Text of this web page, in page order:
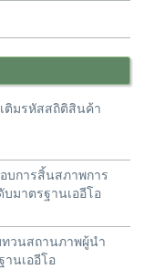
ติมรหัสสถิติสินค้า
บการสิ้นสภาพการ
มาตรฐานเออีโอ
วนสถานภาพผู้นำ
นเออีโอ